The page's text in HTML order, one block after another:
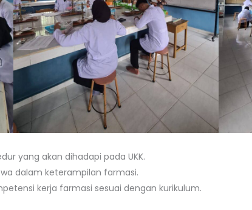
yang akan dihadapi pada UKK.
dalam keterampilan farmasi.
kerja farmasi sesuai dengan kurikulum.